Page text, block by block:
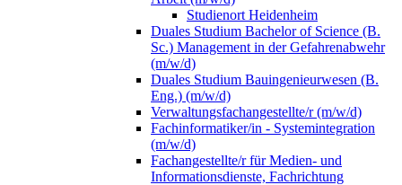
Studienort Heidenheim
Duales Studium Bachelor of Science (B.
Sc.) Management in der Gefahrenabwehr
(m/w/d)
Duales Studium Bauingenieurwesen (B.
Eng.) (m/w/d)
Verwaltungsfachangestellte/r (m/w/d)
Fachinformatiker/in - Systemintegration
(m/w/d)
Fachangestellte/r für Medien- und
Informationsdienste, Fachrichtung